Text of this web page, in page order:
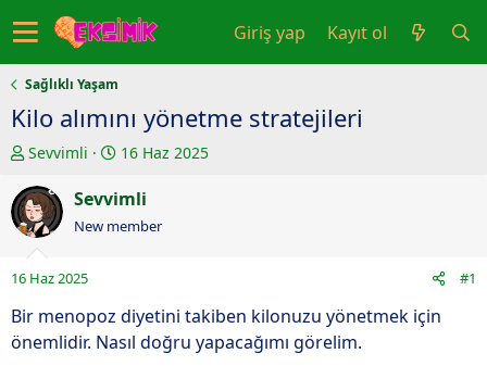
Giriş yap Kayıt ol
Sağlıklı Yaşam
Kilo alımını yönetme stratejileri
K
n
u
y
u
b
a
ş
Sevvimli
B
ş
l
ı
ç
16 Haz 2025
Sevvimli
New member
16 Haz 2025 #1
Bir menopoz diyetini takiben kilonuzu yönetmek için
önemlidir. Nasıl doğru yapacağımı görelim.